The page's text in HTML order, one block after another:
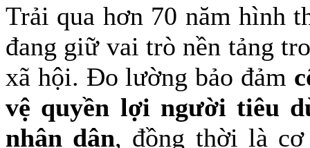
Trải qua hơn 70 năm hình
đang giữ vai trò nền tảng
xã hội. Đo lường bảo đảm
vệ quyền lợi người tiêu
nhân dân, đồng thời là cơ